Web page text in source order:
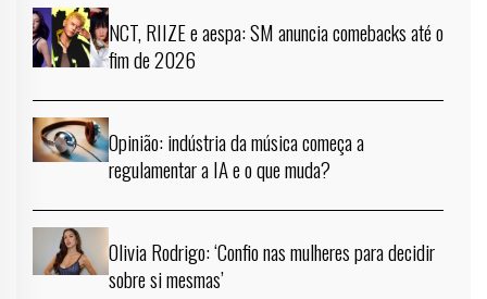
NCT, RIIZE e aespa: SM anuncia comebacks até o
fim de 2026
Opinião: indústria da música começa a
regulamentar a IA e o que muda?
Olivia Rodrigo: ‘Confio nas mulheres para decidir
sobre si mesmas’